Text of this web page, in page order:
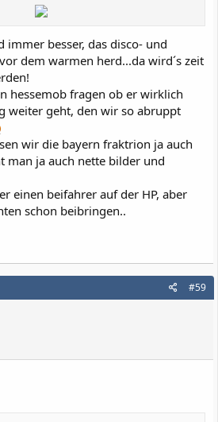
immer besser, das disco- und
dem warmen herd...da wird´s zeit
hessemob fragen ob er wirklich
weiter geht, den wir so abruppt
wir die bayern fraktrion ja auch
man ja auch nette bilder und
einen beifahrer auf der HP, aber
schon beibringen..
#59